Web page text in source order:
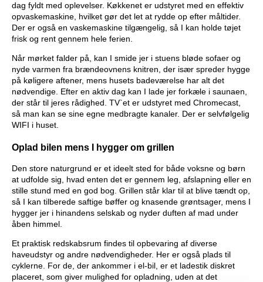
dag fyldt med oplevelser. Køkkenet er udstyret med en effektiv
opvaskemaskine, hvilket gør det let at rydde op efter måltider.
Der er også en vaskemaskine tilgængelig, så I kan holde tøjet
frisk og rent gennem hele ferien.
Når mørket falder på, kan I smide jer i stuens bløde sofaer og
nyde varmen fra brændeovnens knitren, der især spreder hygge
på køligere aftener, mens husets badeværelse har alt det
nødvendige. Efter en aktiv dag kan I lade jer forkæle i saunaen,
der står til jeres rådighed. TV`et er udstyret med Chromecast,
så man kan se sine egne medbragte kanaler. Der er selvfølgelig
WIFI i huset.
Oplad bilen mens I hygger om grillen
Den store naturgrund er et ideelt sted for både voksne og børn
at udfolde sig, hvad enten det er gennem leg, afslapning eller en
stille stund med en god bog. Grillen står klar til at blive tændt op,
så I kan tilberede saftige bøffer og knasende grøntsager, mens I
hygger jer i hinandens selskab og nyder duften af mad under
åben himmel.
Et praktisk redskabsrum findes til opbevaring af diverse
haveudstyr og andre nødvendigheder. Her er også plads til
cyklerne. For de, der ankommer i el-bil, er et ladestik diskret
placeret, som giver mulighed for opladning, uden at det